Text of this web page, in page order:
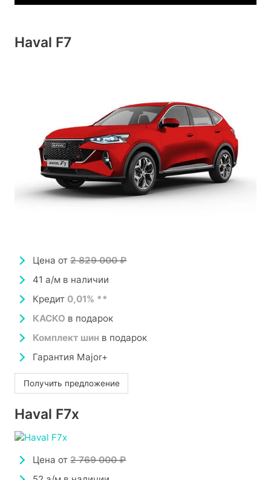
Haval F7
Цена от2 829 000 ₽
41 а/м в наличии
Кредит 0,01% **
КАСКО в подарок
Комплект шин в подарок
Гарантия Major+
Получить предложение
Haval F7x
Цена от2 769 000 ₽